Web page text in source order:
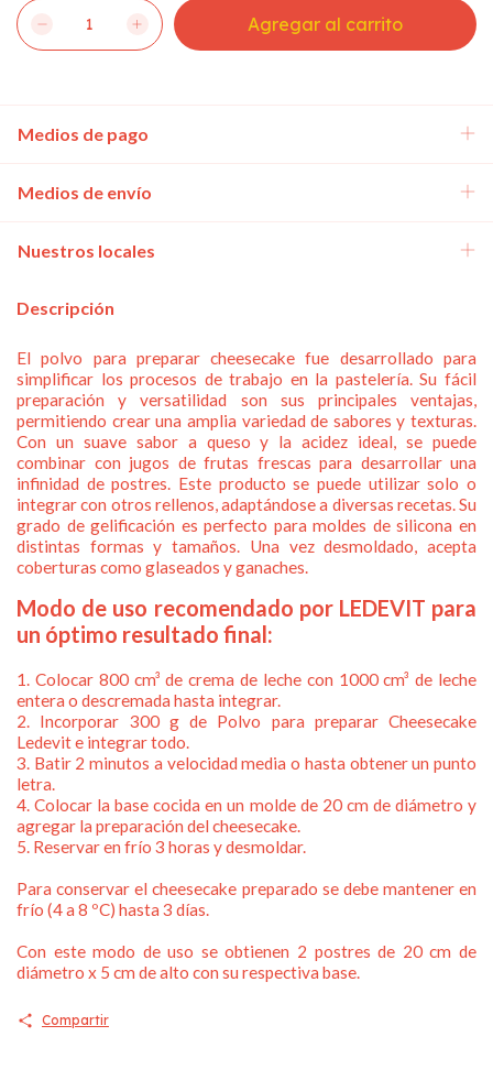
Medios de pago
Medios de envío
Nuestros locales
Descripción
El polvo para preparar cheesecake fue desarrollado para
simplificar los procesos de trabajo en la pastelería. Su fácil
preparación y versatilidad son sus principales ventajas,
permitiendo crear una amplia variedad de sabores y texturas.
Con un suave sabor a queso y la acidez ideal, se puede
combinar con jugos de frutas frescas para desarrollar una
infinidad de postres. Este producto se puede utilizar solo o
integrar con otros rellenos, adaptándose a diversas recetas. Su
grado de gelificación es perfecto para moldes de silicona en
distintas formas y tamaños. Una vez desmoldado, acepta
coberturas como glaseados y ganaches.
Modo de uso recomendado por LEDEVIT para
un óptimo resultado final:
1. Colocar 800 cm³ de crema de leche con 1000 cm³ de leche
entera o descremada hasta integrar.
2. Incorporar 300 g de Polvo para preparar Cheesecake
Ledevit e integrar todo.
3. Batir 2 minutos a velocidad media o hasta obtener un punto
letra.
4. Colocar la base cocida en un molde de 20 cm de diámetro y
agregar la preparación del cheesecake.
5. Reservar en frío 3 horas y desmoldar.
Para conservar el cheesecake preparado se debe mantener en
frío (4 a 8 ºC) hasta 3 días.
Con este modo de uso se obtienen 2 postres de 20 cm de
diámetro x 5 cm de alto con su respectiva base.
Compartir